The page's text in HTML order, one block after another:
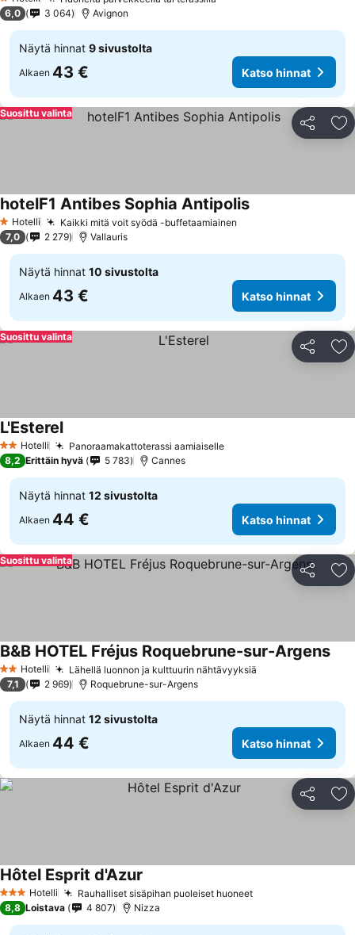
1 Tähtiluokitus
6,0 3 064 Avignon
Näytä hinnat 9 sivustolta
Alkaen 43 € Katso hinnat
Jaa
Suosittu valinta
1 Tähtiluokitus
Hotelli Kaikki mitä voit syödä -buffetaamiainen
hotelF1 Antibes Sophia AntipolisKatso hinnat
7,0 2 279 Vallauris
Näytä hinnat 10 sivustolta
Alkaen 43 € Katso hinnat
Jaa
Suosittu valinta
2 Tähtiluokitus
Hotelli Panoraamakattoterassi aamiaiselleKatso hinnat
L'EsterelKatso hinnat
8,2 Erittäin hyvä 5 783 Cannes
Näytä hinnat 12 sivustolta
Alkaen 44 € Katso hinnat
Jaa
Suosittu valinta
2 Tähtiluokitus
Hotelli Lähellä luonnon ja kulttuurin nähtävyyksiä
B&B HOTEL Fréjus Roquebrune-sur-Argens
7,1 2 969 Roquebrune-sur-Argens
Näytä hinnat 12 sivustolta
Alkaen 44 € Katso hinnat
Jaa
3 Tähtiluokitus
Hotelli Rauhalliset sisäpihan puoleiset huoneetKatso hinnat
Hôtel Esprit d'Azur
8,8 Loistava 4 807 Nizza